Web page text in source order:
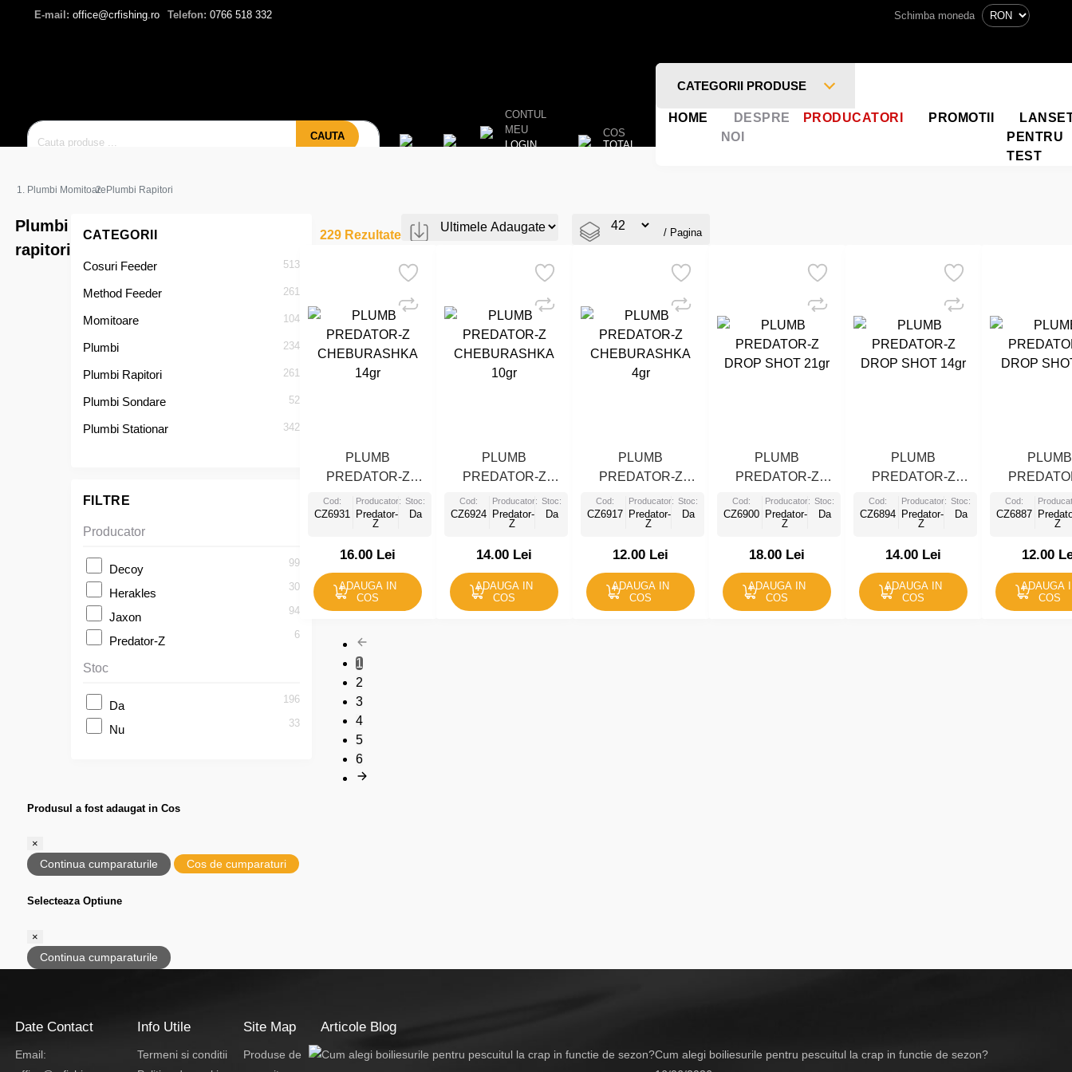
E-mail: office@crfishing.ro Telefon: 0766 518 332 Schimba moneda
CAUTA
CONTUL
MEU
LOGIN
COS
TOTAL
CATEGORII PRODUSE
HOME
DESPRE
NOI
PRODUCATORI PROMOTII
PENTRU
TEST
Plumbi Momitoare Plumbi Rapitori
Plumbi
rapitori
CATEGORII
Cosuri Feeder 513
Method Feeder 261
Momitoare 104
Plumbi 234
Plumbi Rapitori 261
Plumbi Sondare 52
Plumbi Stationar 342
FILTRE
Producator
Decoy 99
Herakles 30
Jaxon 94
Predator-Z 6
Stoc
Da 196
Nu 33
229 Rezultate / Pagina
PLUMB
PREDATOR-Z
CHEBURASHKA
14gr
Cod:
CZ6931
Producator:
Predator-
Z
Stoc:
Da
16.00 Lei
ADAUGA IN
COS
PLUMB
PREDATOR-Z
CHEBURASHKA
10gr
Cod:
CZ6924
Producator:
Predator-
Z
Stoc:
Da
14.00 Lei
ADAUGA IN
COS
PLUMB
PREDATOR-Z
CHEBURASHKA
4gr
Cod:
CZ6917
Producator:
Predator-
Z
Stoc:
Da
12.00 Lei
ADAUGA IN
COS
PLUMB
PREDATOR-Z
DROP SHOT 21gr
Cod:
CZ6900
Producator:
Predator-
Z
Stoc:
Da
18.00 Lei
ADAUGA IN
COS
PLUMB
PREDATOR-Z
DROP SHOT 14gr
Cod:
CZ6894
Producator:
Predator-
Z
Stoc:
Da
14.00 Lei
ADAUGA IN
COS
PLUMB
DROP
Cod:
CZ6887
Z
12.00
ADAUGA
COS
1
2
3
4
5
6
Produsul a fost adaugat in Cos
×
Continua cumparaturile Cos de cumparaturi
Selecteaza Optiune
×
Continua cumparaturile
Date Contact
Email:
Info Utile
Termeni si conditii
Site Map
Produse de
Articole Blog
Cum alegi boiliesurile pentru pescuitul la crap in functie de sezon?